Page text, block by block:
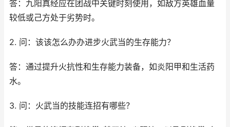
答：九阳真经应在团战中关键时刻使用，如敌方英雄血量
较低或己方处于劣势时。
2. 问：该该怎么办办进步火武当的生存能力？
答：通过提升火抗性和生存能力装备，如炎阳甲和生活药
水。
3. 问：火武当的技能连招有哪些？